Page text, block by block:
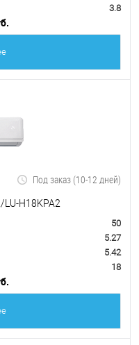
3.8
Под заказ (10-12 дней)
LU-H18KPA2
50
5.27
5.42
18